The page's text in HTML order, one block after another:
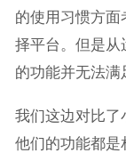
的使用习惯方
择平台。但是从
的功能并无法满
我们这边对比了
他们的功能都是